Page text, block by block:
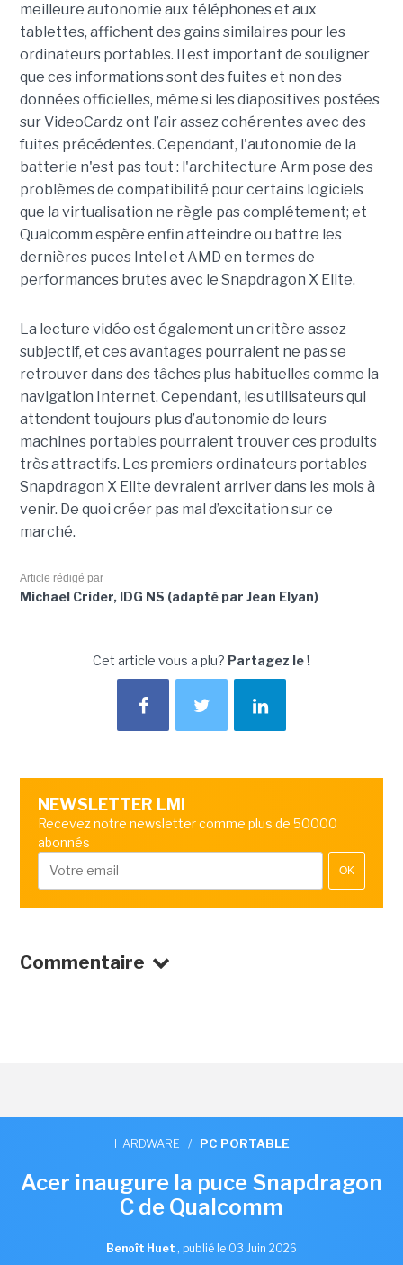
meilleure autonomie aux téléphones et aux
tablettes, affichent des gains similaires pour les
ordinateurs portables. Il est important de souligner
que ces informations sont des fuites et non des
données officielles, même si les diapositives postées
sur VideoCardz ont l’air assez cohérentes avec des
fuites précédentes. Cependant, l'autonomie de la
batterie n'est pas tout : l'architecture Arm pose des
problèmes de compatibilité pour certains logiciels
que la virtualisation ne règle pas complétement; et
Qualcomm espère enfin atteindre ou battre les
dernières puces Intel et AMD en termes de
performances brutes avec le Snapdragon X Elite.
La lecture vidéo est également un critère assez
subjectif, et ces avantages pourraient ne pas se
retrouver dans des tâches plus habituelles comme la
navigation Internet. Cependant, les utilisateurs qui
attendent toujours plus d’autonomie de leurs
machines portables pourraient trouver ces produits
très attractifs. Les premiers ordinateurs portables
Snapdragon X Elite devraient arriver dans les mois à
venir. De quoi créer pas mal d’excitation sur ce
marché.
Article rédigé par
Michael Crider, IDG NS (adapté par Jean Elyan)
Cet article vous a plu? Partagez le !
NEWSLETTER LMI
Recevez notre newsletter comme plus de 50000
abonnés
OK
Commentaire
HARDWARE / PC PORTABLE
Acer inaugure la puce Snapdragon
C de Qualcomm
Benoît Huet , publié le 03 Juin 2026